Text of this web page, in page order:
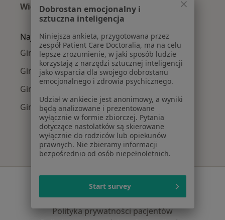
Więcej (15)
Więcej w kategorii: Najczęście leczone
Najpopularniejsze ubezpieczenia
Ginekolodzy z Medicover w Kamionkach
Ginekolodzy z Allianz w Kamionkach
Ginekolodzy z Compensa w Kamionkach
Ginekolodzy z LUX MED w Kamionkach
Regulamin
Polityka prywatności pacjentów
Dobrostan emocjonalny i
sztuczna inteligencja
Niniejsza ankieta, przygotowana przez
zespół Patient Care Doctoralia, ma na celu
lepsze zrozumienie, w jaki sposób ludzie
korzystają z narzędzi sztucznej inteligencji
jako wsparcia dla swojego dobrostanu
emocjonalnego i zdrowia psychicznego.
Udział w ankiecie jest anonimowy, a wyniki
będą analizowane i prezentowane
wyłącznie w formie zbiorczej. Pytania
dotyczące nastolatków są skierowane
wyłącznie do rodziców lub opiekunów
prawnych. Nie zbieramy informacji
bezpośrednio od osób niepełnoletnich.
Start survey